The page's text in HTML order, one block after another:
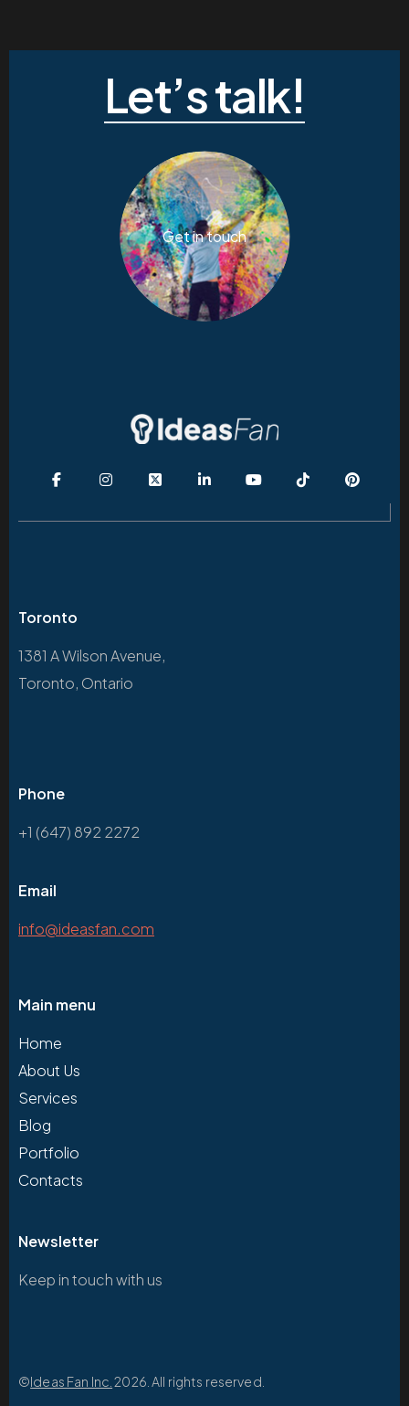
Let’s talk!
Get in touch
Toronto
1381 A Wilson Avenue,
Toronto, Ontario
Phone
+1 (647) 892 2272
Email
info@ideasfan.com
Main menu
Home
About Us
Services
Blog
Portfolio
Contacts
Newsletter
Keep in touch with us
©Ideas Fan Inc. 2026. All rights reserved.